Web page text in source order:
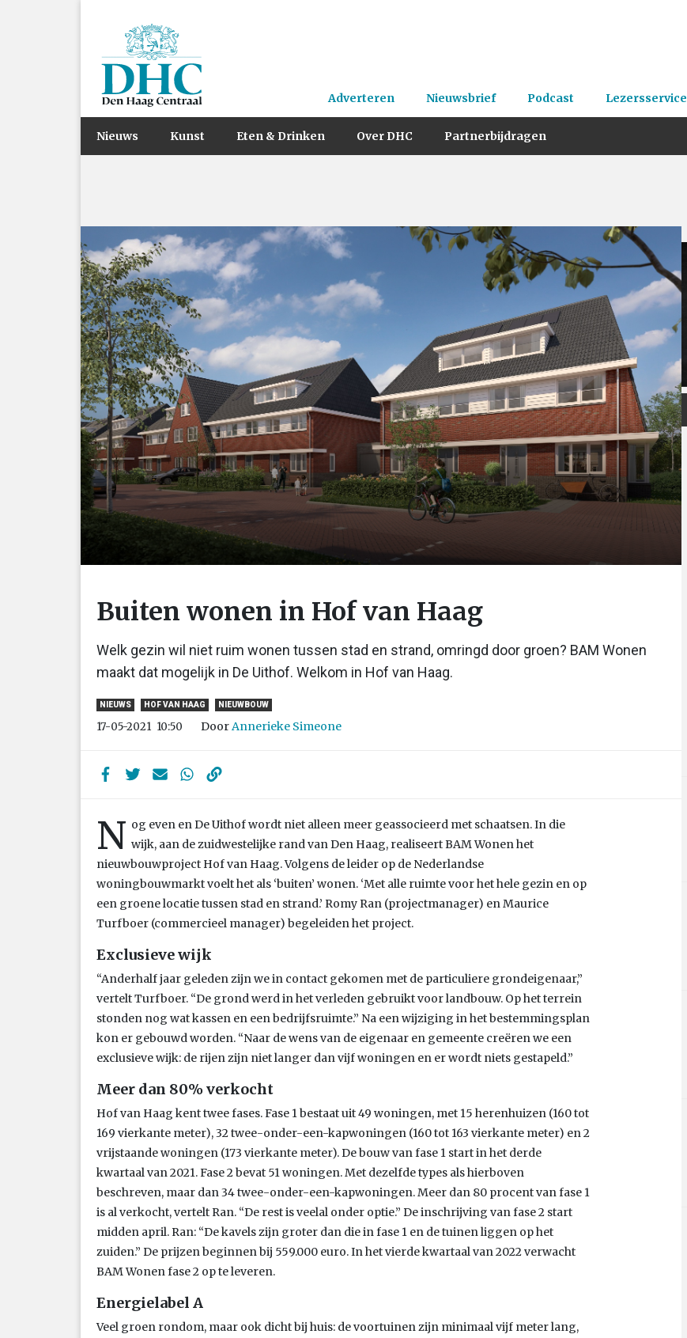
Adverteren Nieuwsbrief Podcast Lezersservice
Nieuws Kunst Eten & Drinken Over DHC Partnerbijdragen
Buiten wonen in Hof van Haag
Welk gezin wil niet ruim wonen tussen stad en strand, omringd door groen? BAM Wonen
maakt dat mogelijk in De Uithof. Welkom in Hof van Haag.
NIEUWS HOF VAN HAAG NIEUWBOUW
17-05-2021 10:50 Door Annerieke Simeone
N og even en De Uithof wordt niet alleen meer geassocieerd met schaatsen. In die
wijk, aan de zuidwestelijke rand van Den Haag, realiseert BAM Wonen het
nieuwbouwproject Hof van Haag. Volgens de leider op de Nederlandse
woningbouwmarkt voelt het als ‘buiten’ wonen. ‘Met alle ruimte voor het hele gezin en op
een groene locatie tussen stad en strand.’ Romy Ran (projectmanager) en Maurice
Turfboer (commercieel manager) begeleiden het project.
Exclusieve wijk
“Anderhalf jaar geleden zijn we in contact gekomen met de particuliere grondeigenaar,”
vertelt Turfboer. “De grond werd in het verleden gebruikt voor landbouw. Op het terrein
stonden nog wat kassen en een bedrijfsruimte.” Na een wijziging in het bestemmingsplan
kon er gebouwd worden. “Naar de wens van de eigenaar en gemeente creëren we een
exclusieve wijk: de rijen zijn niet langer dan vijf woningen en er wordt niets gestapeld.”
Meer dan 80% verkocht
Hof van Haag kent twee fases. Fase 1 bestaat uit 49 woningen, met 15 herenhuizen (160 tot
169 vierkante meter), 32 twee-onder-een-kapwoningen (160 tot 163 vierkante meter) en 2
vrijstaande woningen (173 vierkante meter). De bouw van fase 1 start in het derde
kwartaal van 2021. Fase 2 bevat 51 woningen. Met dezelfde types als hierboven
beschreven, maar dan 34 twee-onder-een-kapwoningen. Meer dan 80 procent van fase 1
is al verkocht, vertelt Ran. “De rest is veelal onder optie.” De inschrijving van fase 2 start
midden april. Ran: “De kavels zijn groter dan die in fase 1 en de tuinen liggen op het
zuiden.” De prijzen beginnen bij 559.000 euro. In het vierde kwartaal van 2022 verwacht
BAM Wonen fase 2 op te leveren.
Energielabel A
Veel groen rondom, maar ook dicht bij huis: de voortuinen zijn minimaal vijf meter lang,